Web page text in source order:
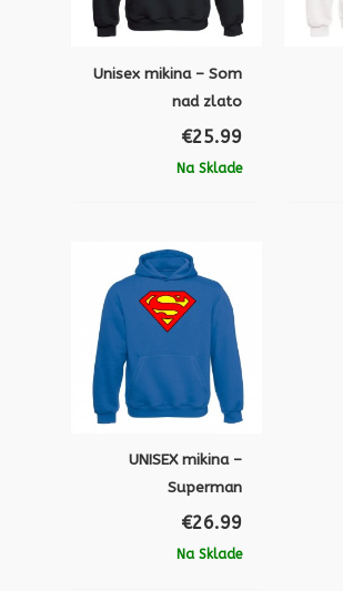
Unisex mikina – Som
nad zlato
€25.99
Na Sklade
UNISEX mikina –
Superman
€26.99
Na Sklade